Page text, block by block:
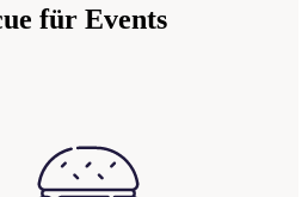
für Events